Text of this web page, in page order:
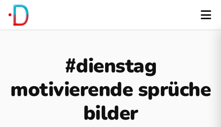
#dienstag
motivierende sprüche
bilder